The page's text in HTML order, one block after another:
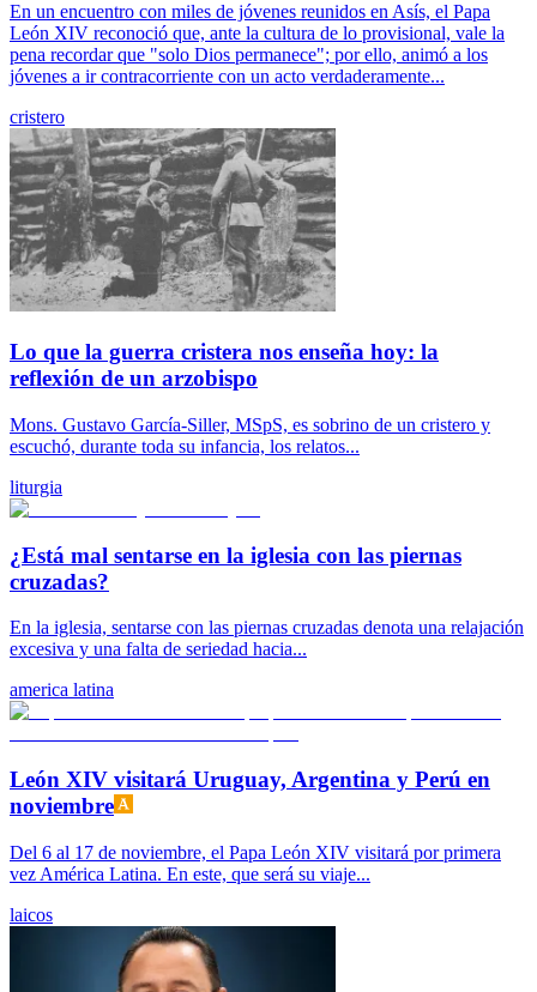
En un encuentro con miles de jóvenes reunidos en Asís, el Papa
León XIV reconoció que, ante la cultura de lo provisional, vale la
pena recordar que "solo Dios permanece"; por ello, animó a los
jóvenes a ir contracorriente con un acto verdaderamente...
cristero
Lo que la guerra cristera nos enseña hoy: la
reflexión de un arzobispo
Mons. Gustavo García-Siller, MSpS, es sobrino de un cristero y
escuchó, durante toda su infancia, los relatos...
liturgia
¿Está mal sentarse en la iglesia con las piernas
cruzadas?
En la iglesia, sentarse con las piernas cruzadas denota una relajación
excesiva y una falta de seriedad hacia...
america latina
León XIV visitará Uruguay, Argentina y Perú en
noviembre
Del 6 al 17 de noviembre, el Papa León XIV visitará por primera
vez América Latina. En este, que será su viaje...
laicos